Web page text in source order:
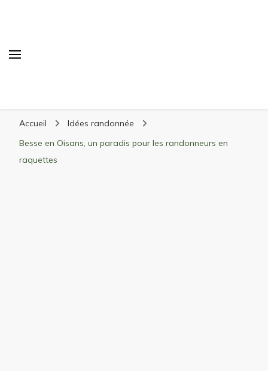
matériel, stations de ski
Accueil
Idées randonnée
Besse en Oisans, un paradis pour les randonneurs en
raquettes